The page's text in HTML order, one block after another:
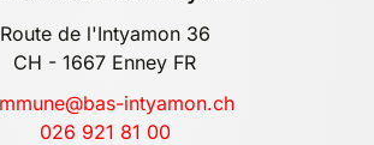
Route de l'Intyamon 36
CH - 1667 Enney FR
intyamon.ch
026 921 81 00